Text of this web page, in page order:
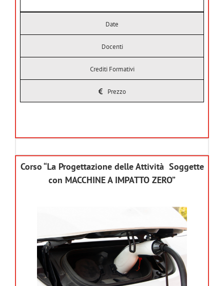
Date
Docenti
Crediti Formativi
Prezzo
Corso “La Progettazione delle Attività Soggette
con MACCHINE A IMPATTO ZERO”